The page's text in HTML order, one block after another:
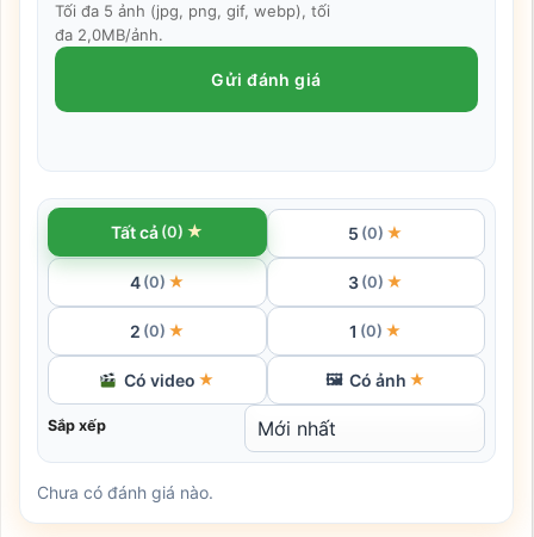
Tối đa 5 ảnh (jpg, png, gif, webp), tối
đa 2,0MB/ảnh.
Gửi đánh giá
Tất cả (0) ★ 5 (0) ★
4 (0) ★ 3 (0) ★
2 (0) ★ 1 (0) ★
Có video ★ 🖼 Có ảnh ★
Sắp xếp
Chưa có đánh giá nào.